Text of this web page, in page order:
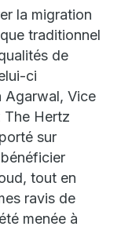
la migration
traditionnel
de
ci
Agarwal, Vice
The Hertz
sur
tout en
ravis de
menée à